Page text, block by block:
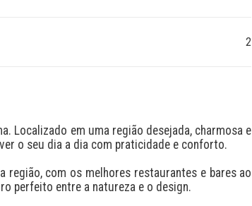
2
Localizado em uma região desejada, charmosa e
o seu dia a dia com praticidade e conforto.
região, com os melhores restaurantes e bares ao
perfeito entre a natureza e o design.